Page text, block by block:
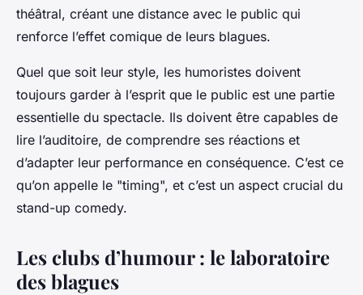
théâtral, créant une distance avec le public qui
renforce l’effet comique de leurs blagues.
Quel que soit leur style, les humoristes doivent
toujours garder à l’esprit que le public est une partie
essentielle du spectacle. Ils doivent être capables de
lire l’auditoire, de comprendre ses réactions et
d’adapter leur performance en conséquence. C’est ce
qu’on appelle le "timing", et c’est un aspect crucial du
stand-up comedy.
Les clubs d’humour : le laboratoire
des blagues